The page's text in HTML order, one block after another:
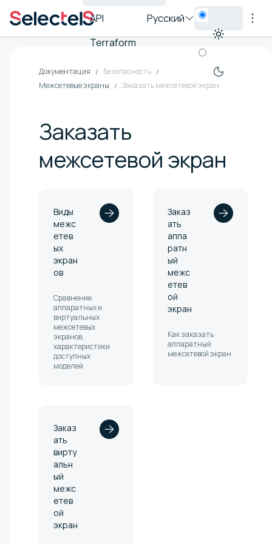
API
Terraform
Русский
Документация
Безопасность
Межсетевые экраны
Заказать межсетевой экран
Заказать
межсетевой экран
Виды
межс
етев
ых
экран
ов
Сравнение
аппаратных и
виртуальных
межсетевых
экранов,
характеристики
доступных
моделей
Заказ
ать
аппа
ратн
ый
межс
етев
ой
экран
Как заказать
аппаратный
межсетевой экран
Заказ
ать
вирту
альн
ый
межс
етев
ой
экран